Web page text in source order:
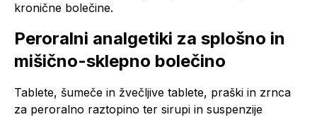
kronične bolečine.
Peroralni analgetiki za splošno in
mišično-sklepno bolečino
Tablete, šumeče in žvečljive tablete, praški in zrnca
za peroralno raztopino ter sirupi in suspenzije